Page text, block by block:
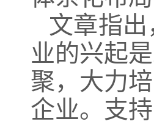
文章指
业的兴起
聚，大力
企业。支